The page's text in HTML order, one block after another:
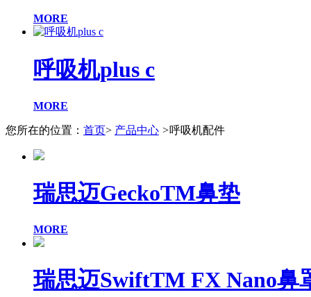
MORE
呼吸机plus c
MORE
您所在的位置： 首页> 产品中心 >呼吸机配件
瑞思迈GeckoTM鼻垫
MORE
瑞思迈SwiftTM FX Nano鼻